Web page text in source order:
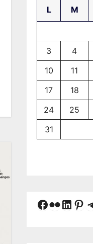
L M
3
4
10
11
17
18
24
25
31
Facebook
Flickr